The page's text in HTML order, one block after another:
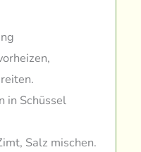
in Schüssel
Salz mischen.